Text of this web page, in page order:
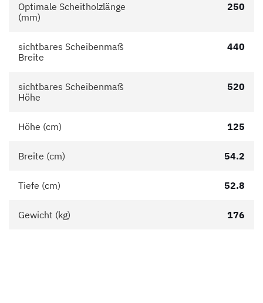
Optimale Scheitholzlänge
(mm)
250
sichtbares Scheibenmaß
Breite
440
sichtbares Scheibenmaß
Höhe
520
Höhe (cm) 125
Breite (cm) 54.2
Tiefe (cm) 52.8
Gewicht (kg) 176